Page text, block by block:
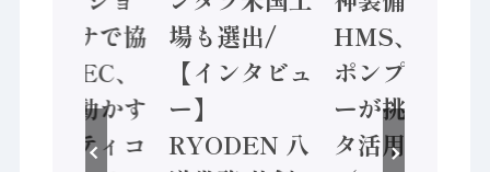
ンセンサで協
業 / IDEC、
安全に動かす
セーフティコ
場も選出/
【インタビュ
ー】
RYODEN 八
HMS、老舗
ポンプメーカ
ーが挑むデー
タ活用 など